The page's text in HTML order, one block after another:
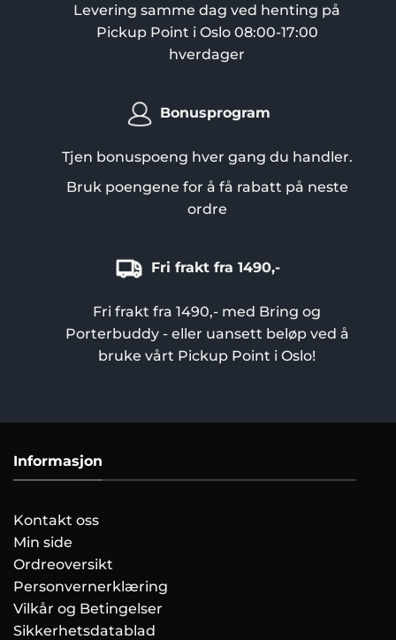
Levering samme dag ved henting på
Pickup Point i Oslo 08:00-17:00
hverdager
Bonusprogram
Tjen bonuspoeng hver gang du handler.
Bruk poengene for å få rabatt på neste
ordre
Fri frakt fra 1490,-
Fri frakt fra 1490,- med Bring og
Porterbuddy - eller uansett beløp ved å
bruke vårt Pickup Point i Oslo!
Informasjon
Kontakt oss
Min side
Ordreoversikt
Personvernerklæring
Vilkår og Betingelser
Sikkerhetsdatablad